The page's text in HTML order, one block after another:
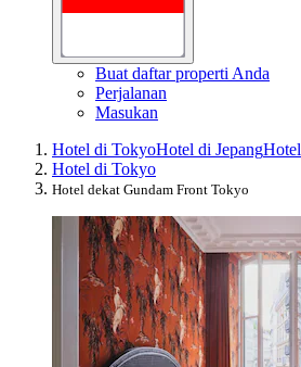
Buat daftar properti Anda
Perjalanan
Masukan
Hotel di TokyoHotel di JepangHotel
Hotel di Tokyo
Hotel dekat Gundam Front Tokyo